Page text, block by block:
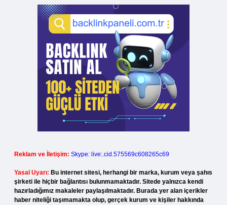
Reklam ve İletişim: Skype: live:.cid.575569c608265c69
Yasal Uyarı: Bu internet sitesi, herhangi bir marka, kurum veya şahıs
şirketi ile hiçbir bağlantısı bulunmamaktadır. Sitede yalnızca kendi
hazırladığımız makaleler paylaşılmaktadır. Burada yer alan içerikler
haber niteliği taşımamakta olup, gerçek kurum ve kişiler hakkında